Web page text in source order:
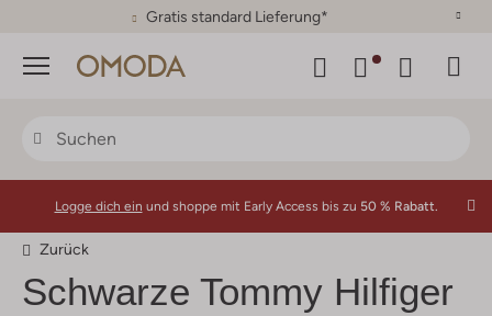
30 Tage Rückgaberecht
Menü
Logge dich ein und shoppe mit Early Access bis zu 50 % Rabatt.
Zurück
Schwarze Tommy Hilfiger